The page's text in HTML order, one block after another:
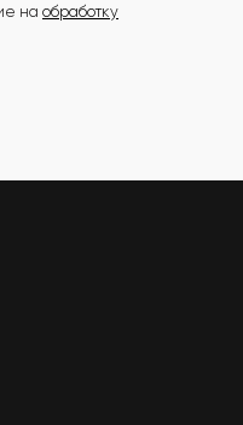
на обработку